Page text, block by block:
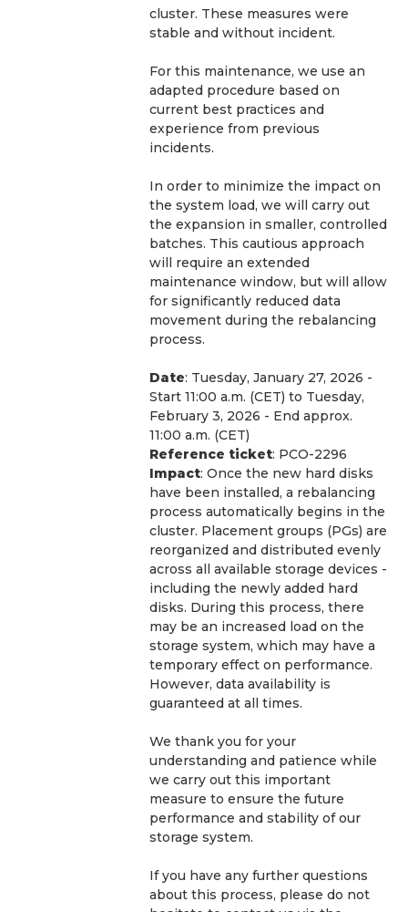
cluster. These measures were
stable and without incident.
For this maintenance, we use an
adapted procedure based on
current best practices and
experience from previous
incidents.
In order to minimize the impact on
the system load, we will carry out
the expansion in smaller, controlled
batches. This cautious approach
will require an extended
maintenance window, but will allow
for significantly reduced data
movement during the rebalancing
process.
Date: Tuesday, January 27, 2026 -
Start 11:00 a.m. (CET) to Tuesday,
February 3, 2026 - End approx.
11:00 a.m. (CET)
Reference ticket: PCO-2296
Impact: Once the new hard disks
have been installed, a rebalancing
process automatically begins in the
cluster. Placement groups (PGs) are
reorganized and distributed evenly
across all available storage devices -
including the newly added hard
disks. During this process, there
may be an increased load on the
storage system, which may have a
temporary effect on performance.
However, data availability is
guaranteed at all times.
We thank you for your
understanding and patience while
we carry out this important
measure to ensure the future
performance and stability of our
storage system.
If you have any further questions
about this process, please do not